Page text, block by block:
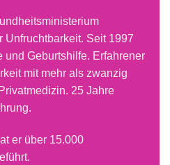
Unfruchtbarkeit. Seit 1997
und Geburtshilfe. Erfahrener
mit mehr als zwanzig
25 Jahre
er über 15.000